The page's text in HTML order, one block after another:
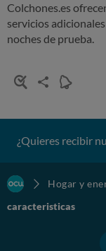
Colchones.es
servicios
noches de prueba.
¿Quieres recibir
Hogar y
caracteristicas